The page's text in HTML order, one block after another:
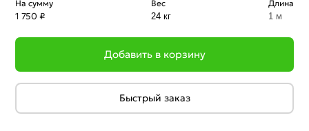
На сумму
1 750 ₽
Вес
24 кг
Длина
1 м
Добавить в корзину
Быстрый заказ